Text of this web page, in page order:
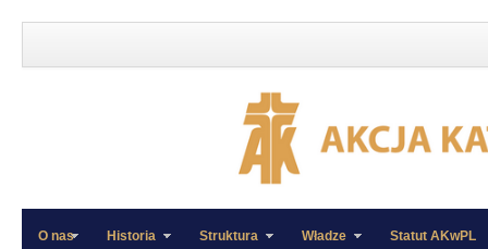
O nas Historia Struktura Władze Statut AKwPL